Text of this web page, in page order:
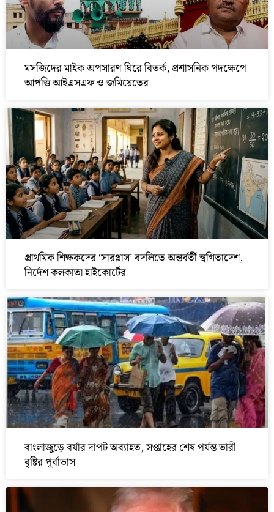
মসজিদের মাইক অপসারণ ঘিরে বিতর্ক, প্রশাসনিক পদক্ষেপে
আপত্তি আইএসএফ ও জমিয়েতের
প্রাথমিক শিক্ষকদের ‘সারপ্লাস’ বদলিতে অন্তর্বর্তী স্থগিতাদেশ,
নির্দেশ কলকাতা হাইকোর্টের
বাংলাজুড়ে বর্ষার দাপট অব্যাহত, সপ্তাহের শেষ পর্যন্ত ভারী
বৃষ্টির পূর্বাভাস